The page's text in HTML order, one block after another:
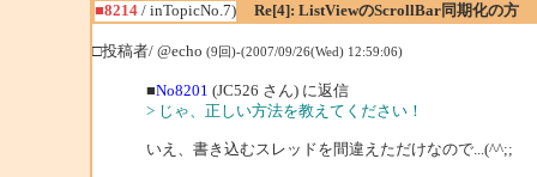
■8214/ inTopicNo.7)
Re[4]: ListViewのScrollBar同期化の方
□投稿者/ @echo (9回)-(2007/09/26(Wed) 12:59:06)
■No8201 (JC526 さん) に返信
> じゃ、正しい方法を教えてください！
いえ、書き込むスレッドを間違えただけなので...(^^;;